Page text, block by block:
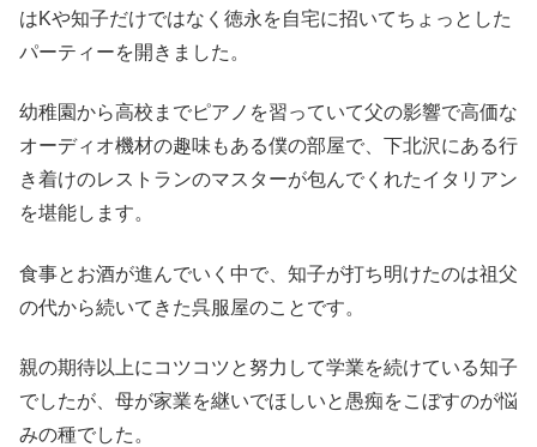
はKや知子だけではなく徳永を自宅に招いてちょっとした
パーティーを開きました。
幼稚園から高校までピアノを習っていて父の影響で高価な
オーディオ機材の趣味もある僕の部屋で、下北沢にある行
き着けのレストランのマスターが包んでくれたイタリアン
を堪能します。
食事とお酒が進んでいく中で、知子が打ち明けたのは祖父
の代から続いてきた呉服屋のことです。
親の期待以上にコツコツと努力して学業を続けている知子
でしたが、母が家業を継いでほしいと愚痴をこぼすのが悩
みの種でした。